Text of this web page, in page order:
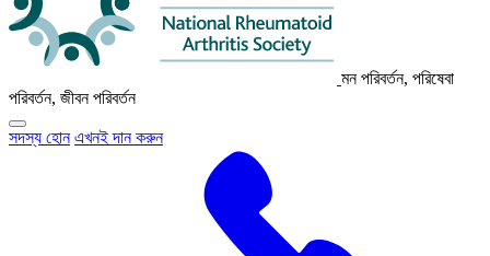
মন পরিবর্তন, পরিষেবা
পরিবর্তন, জীবন পরিবর্তন
প্রাথমিক
নেভিগেশন
সদস্য হোন এখনই দান করুন